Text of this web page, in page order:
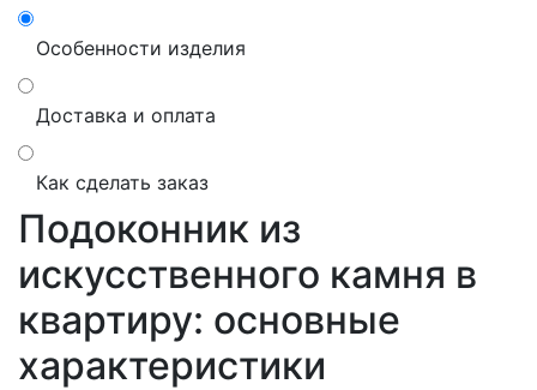
Особенности изделия
Доставка и оплата
Как сделать заказ
Подоконник из
искусственного камня в
квартиру: основные
характеристики